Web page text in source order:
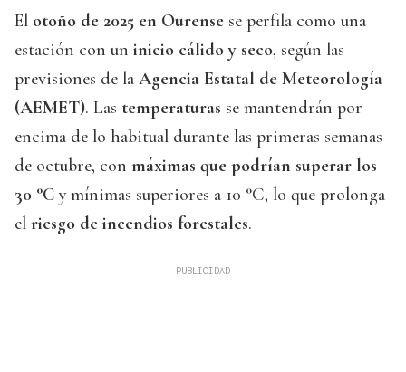
El otoño de 2025 en Ourense se perfila como una
estación con un inicio cálido y seco, según las
previsiones de la Agencia Estatal de Meteorología
(AEMET). Las temperaturas se mantendrán por
encima de lo habitual durante las primeras semanas
de octubre, con máximas que podrían superar los
30 °C y mínimas superiores a 10 °C, lo que prolonga
el riesgo de incendios forestales.